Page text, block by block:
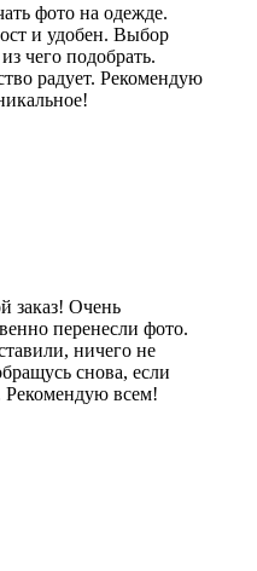
фото на одежде.
и удобен. Выбор
чего подобрать.
радует. Рекомендую
заказ! Очень
перенесли фото.
ничего не
снова, если
Рекомендую всем!